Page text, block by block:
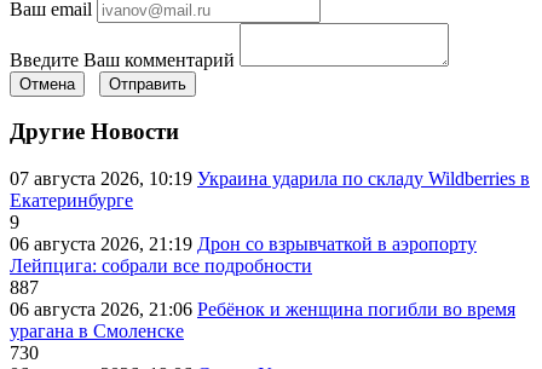
Ваш email
Введите Ваш комментарий
Отмена Отправить
Другие Новости
07 августа 2026, 10:19 Украина ударила по складу Wildberries в
Екатеринбурге
9
06 августа 2026, 21:19 Дрон со взрывчаткой в аэропорту
Лейпцига: собрали все подробности
887
06 августа 2026, 21:06 Ребёнок и женщина погибли во время
урагана в Смоленске
730